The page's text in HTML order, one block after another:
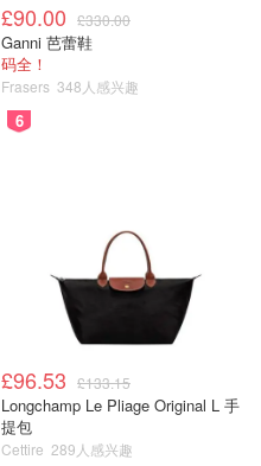
£90.00 £330.00
Ganni 芭蕾鞋
码全！
Frasers 348人感兴趣
6
£96.53 £133.15
Longchamp Le Pliage Original L 手
提包
Cettire 289人感兴趣